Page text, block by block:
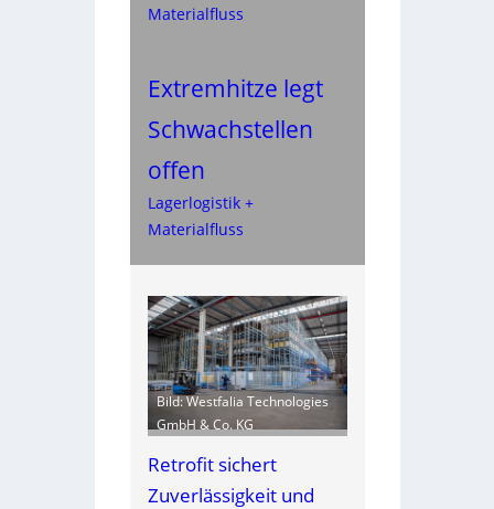
Materialfluss
Extremhitze legt
Schwachstellen
offen
Lagerlogistik +
Materialfluss
Bild: Westfalia Technologies
GmbH & Co. KG
Retrofit sichert
Zuverlässigkeit und